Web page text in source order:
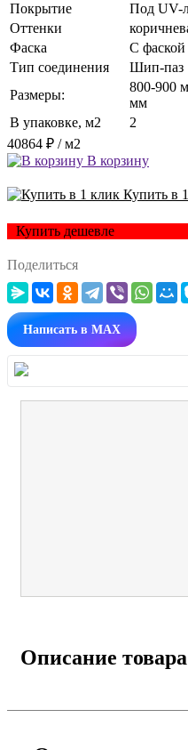
Покрытие
Под UV-
Оттенки
Фаска
С фаской
Тип соединения
Шип-паз
Размеры:
800-900
мм
В упаковке, м2
2
40864 ₽ / м2
В корзину
Купить в
Купить дешевле
Поделиться
Написать в MAX
Описание товара